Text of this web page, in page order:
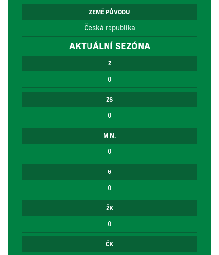
ZEMĚ PŮVODU
Česká republika
AKTUÁLNÍ SEZÓNA
Z
0
ZS
0
MIN.
0
G
0
ŽK
0
ČK